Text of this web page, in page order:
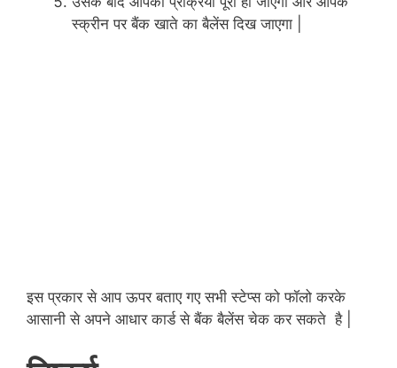
स्क्रीन पर बैंक खाते का बैलेंस दिख जाएगा |
इस प्रकार से आप ऊपर बताए गए सभी स्टेप्स को फॉलो करके
आसानी से अपने आधार कार्ड से बैंक बैलेंस चेक कर सकते है |